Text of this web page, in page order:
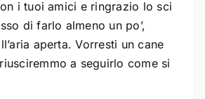
i tuoi amici e ringrazio lo sci
di farlo almeno un po’,
aperta. Vorresti un cane
a seguirlo come si